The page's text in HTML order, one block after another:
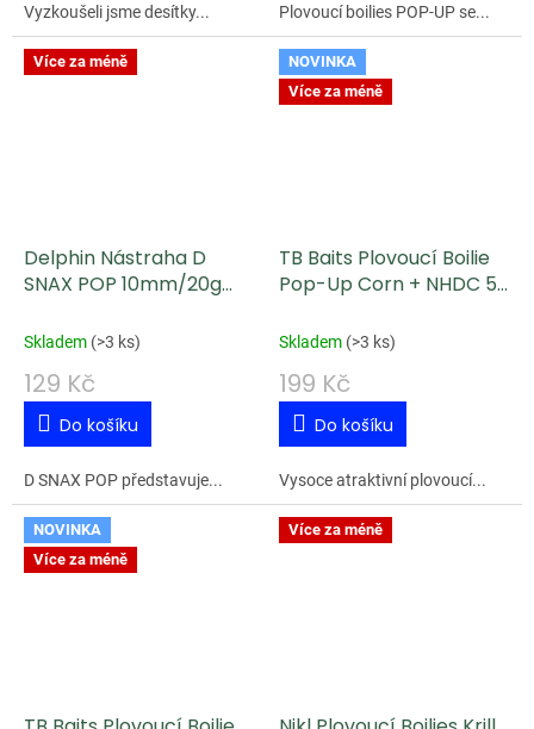
Vyzkoušeli jsme desítky... Plovoucí boilies POP-UP se...
Více za méně
Delphin Nástraha D
SNAX POP 10mm/20g
Skladem (>3 ks)
129 Kč
Do košíku
D SNAX POP představuje...
NOVINKA
Více za méně
TB Baits Plovoucí Boilie
Pop-Up Corn + NHDC 50
Skladem (>3 ks)
199 Kč
Do košíku
Vysoce atraktivní plovoucí...
NOVINKA
Více za méně
Více za méně